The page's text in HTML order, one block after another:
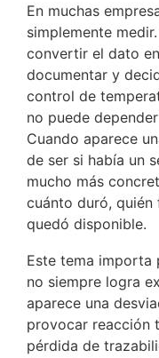
En muchas
simplemente
convertir el dato
documentar y
control de
no puede
Cuando aparece
de ser si había un
mucho más
cuánto duró,
quedó disponible.
Este tema importa
no siempre logra
aparece una
provocar reacción
pérdida de